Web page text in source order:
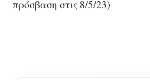
πρόσβαση στις 8/5/23)